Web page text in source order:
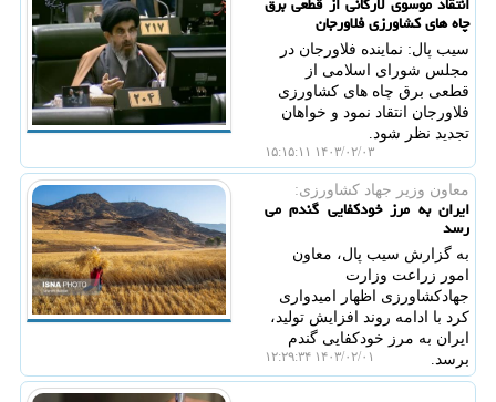
چاه های کشاورزی فلاورجان
سیب پال: نماینده فلاورجان در
مجلس شورای اسلامی از
قطعی برق چاه های کشاورزی
فلاورجان انتقاد نمود و خواهان
تجدید نظر شود.
۱۴۰۳/۰۲/۰۳ ۱۵:۱۵:۱۱
معاون وزیر جهاد كشاورزی:
ایران به مرز خودکفایی گندم می
رسد
به گزارش سیب پال، معاون
امور زراعت وزارت
جهادکشاورزی اظهار امیدواری
کرد با ادامه روند افزایش تولید،
ایران به مرز خودکفایی گندم
برسد.
۱۴۰۳/۰۲/۰۱ ۱۲:۲۹:۳۴